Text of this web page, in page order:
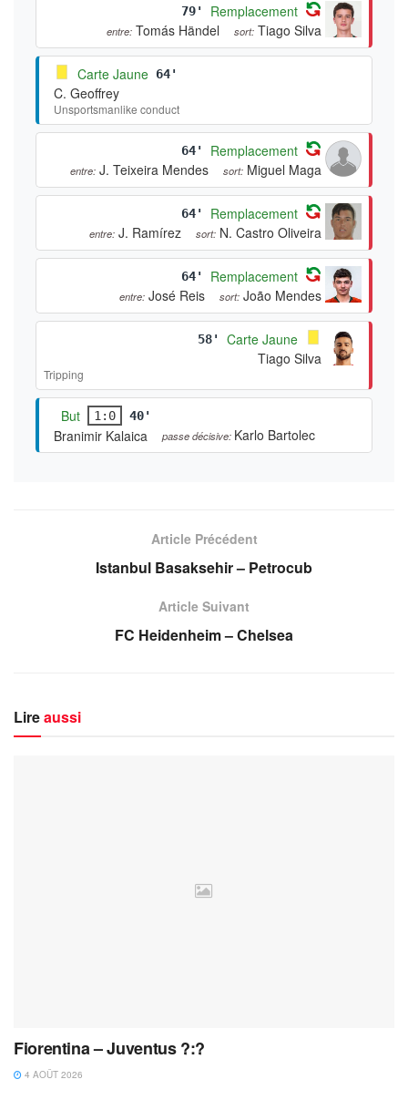
79' Remplacement
entre: Tomás Händel sort: Tiago Silva
Carte Jaune 64'
C. Geoffrey
Unsportsmanlike conduct
64' Remplacement
entre: J. Teixeira Mendes sort: Miguel Maga
64' Remplacement
entre: J. Ramírez sort: N. Castro Oliveira
64' Remplacement
entre: José Reis sort: João Mendes
58'
Carte Jaune
Tiago Silva
Tripping
But 1:0 40'
Branimir Kalaica passe décisive: Karlo Bartolec
Article Précédent
Istanbul Basaksehir – Petrocub
Article Suivant
FC Heidenheim – Chelsea
Lireaussi
Fiorentina – Juventus ?:?
4 AOÛT 2026